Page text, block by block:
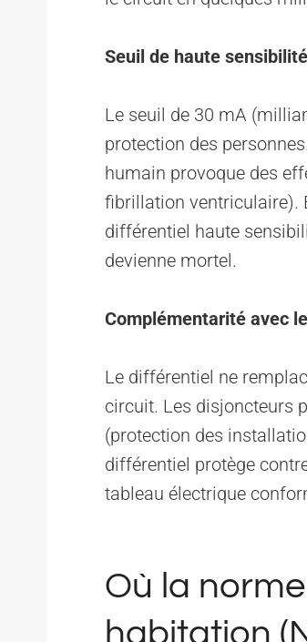
Seuil de haute
Le seuil de 30 mA
protection des
humain provoque des
fibrillation ventriculaire).
différentiel haute
devienne mortel.
Complémentarité avec
Le différentiel ne
circuit. Les disjoncteurs
(protection des
différentiel protège
tableau électrique
Où la
habitation